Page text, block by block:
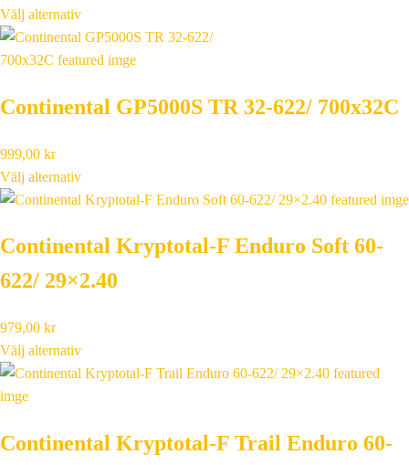
Välj alternativ
Continental GP5000S TR 32-622/ 700x32C
999,00 kr
Välj alternativ
Continental Kryptotal-F Enduro Soft 60-
622/ 29×2.40
979,00 kr
Välj alternativ
Continental Kryptotal-F Trail Enduro 60-